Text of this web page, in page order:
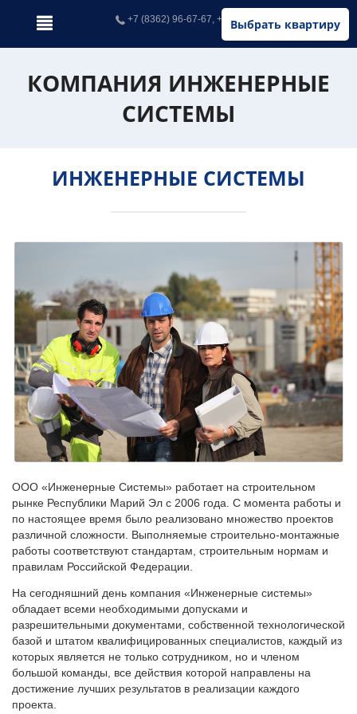
Выбрать квартиру
+7 (8362) 96-67-67, +7 (902) 326-67-67
КОМПАНИЯ ИНЖЕНЕРНЫЕ
СИСТЕМЫ
ИНЖЕНЕРНЫЕ СИСТЕМЫ
ООО «Инженерные Системы» работает на строительном
рынке Республики Марий Эл с 2006 года. С момента работы и
по настоящее время было реализовано множество проектов
различной сложности. Выполняемые строительно-монтажные
работы соответствуют стандартам, строительным нормам и
правилам Российской Федерации.
На сегодняшний день компания «Инженерные системы»
обладает всеми необходимыми допусками и
разрешительными документами, собственной технологической
базой и штатом квалифицированных специалистов, каждый из
которых является не только сотрудником, но и членом
большой команды, все действия которой направлены на
достижение лучших результатов в реализации каждого
проекта.